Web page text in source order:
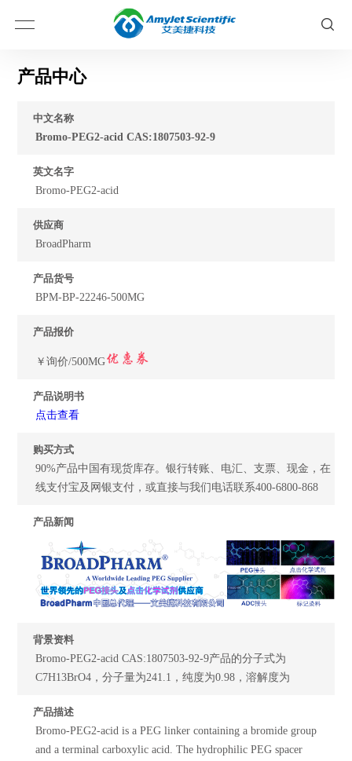
产品中心
中文名称
Bromo-PEG2-acid CAS:1807503-92-9
英文名字
Bromo-PEG2-acid
供应商
BroadPharm
产品货号
BPM-BP-22246-500MG
产品报价
￥询价/500MG
产品说明书
点击查看
购买方式
90%产品中国有现货库存。银行转账、电汇、支票、现金，在
线支付宝及网银支付，或直接与我们电话联系400-6800-868
产品新闻
背景资料
Bromo-PEG2-acid CAS:1807503-92-9产品的分子式为
C7H13BrO4，分子量为241.1，纯度为0.98，溶解度为
产品描述
Bromo-PEG2-acid is a PEG linker containing a bromide group
and a terminal carboxylic acid. The hydrophilic PEG spacer